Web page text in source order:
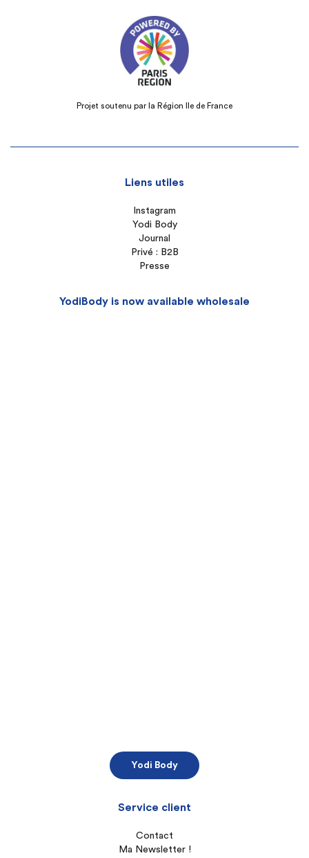
Projet soutenu par la Région Ile de France
Liens utiles
Instagram
Yodi Body
Journal
Privé : B2B
Presse
YodiBody is now available wholesale
Yodi Body
Service client
Contact
Ma Newsletter !